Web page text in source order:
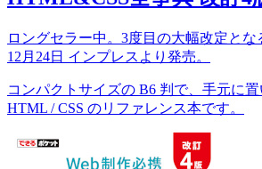
ロングセラー中。3度目の大幅改定とな
12月24日 インプレスより発売。
コンパクトサイズの B6 判で、手元に
HTML / CSS のリファレンス本です。